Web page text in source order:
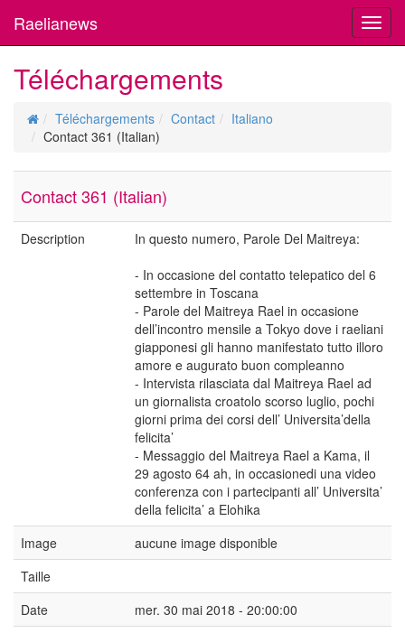
Raelianews
Téléchargements
Téléchargements Contact
Italiano
Contact 361 (Italian)
Contact 361 (Italian)
Description
In questo numero, Parole Del Maitreya:
- In occasione del contatto telepatico del 6
settembre in Toscana
- Parole del Maitreya Rael in occasione
dell’incontro mensile a Tokyo dove i raeliani
giapponesi gli hanno manifestato tutto illoro
amore e augurato buon compleanno
- Intervista rilasciata dal Maitreya Rael ad
un giornalista croatolo scorso luglio, pochi
giorni prima dei corsi dell’ Universita’della
felicita’
- Messaggio del Maitreya Rael a Kama, il
29 agosto 64 ah, in occasionedi una video
conferenza con i partecipanti all’ Universita’
della felicita’ a Elohika
Image
aucune image disponible
Taille
Date
mer. 30 mai 2018 - 20:00:00